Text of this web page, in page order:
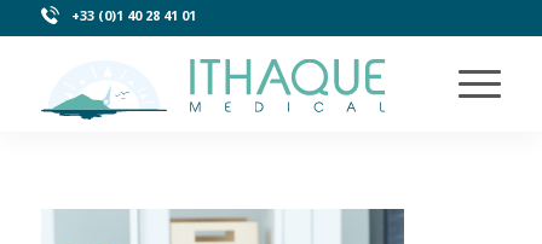
+33 (0)1 40 28 41 01